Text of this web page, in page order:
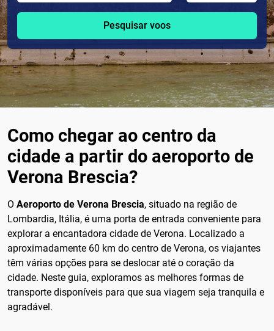
Pesquisar voos
Como chegar ao centro da
cidade a partir do aeroporto de
Verona Brescia?
O Aeroporto de Verona Brescia, situado na região de
Lombardia, Itália, é uma porta de entrada conveniente para
explorar a encantadora cidade de Verona. Localizado a
aproximadamente 60 km do centro de Verona, os viajantes
têm várias opções para se deslocar até o coração da
cidade. Neste guia, exploramos as melhores formas de
transporte disponíveis para que sua viagem seja tranquila e
agradável.